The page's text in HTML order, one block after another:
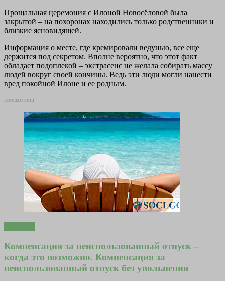
Прощальная церемония с Илоной Новосёловой была
закрытой – на похоронах находились только родственники и
близкие ясновидящей.
Информация о месте, где кремировали ведунью, все еще
держится под секретом. Вполне вероятно, что этот факт
обладает подоплекой – экстрасенс не желала собирать массу
людей вокруг своей кончины. Ведь эти люди могли нанести
вред покойной Илоне и ее родным.
просмотров
Компенсация за неиспользованный отпуск –
когда это возможно. Компенсация за
неиспользованный отпуск без увольнения